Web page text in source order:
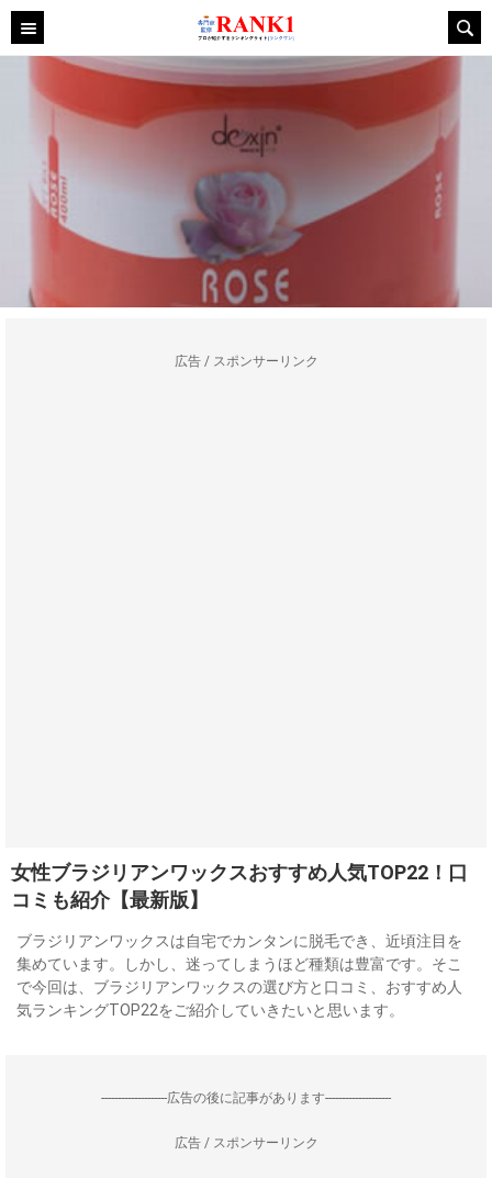
広告 / スポンサーリンク
女性ブラジリアンワックスおすすめ人気TOP22！口
コミも紹介【最新版】
ブラジリアンワックスは自宅でカンタンに脱毛でき、近頃注目を
集めています。しかし、迷ってしまうほど種類は豊富です。そこ
で今回は、ブラジリアンワックスの選び方と口コミ、おすすめ人
気ランキングTOP22をご紹介していきたいと思います。
--------------------広告の後に記事があります--------------------
広告 / スポンサーリンク